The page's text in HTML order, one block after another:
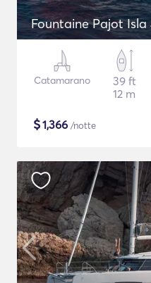
Fountaine Pajot Isla
Catamarano
39 ft
12 m
$1,366 /notte